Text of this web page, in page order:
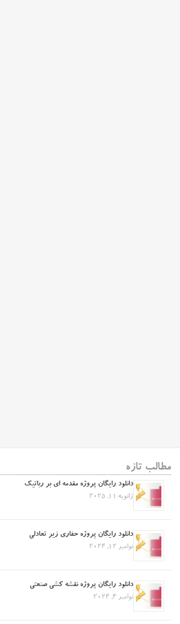
مطالب تازه
دانلود رایگان پروژه مقدمه ای بر رباتیک
ژانویه 11, 2025
دانلود رایگان پروژه حفاری زیر تعادلی
نوامبر 12, 2024
دانلود رایگان پروژه نقشه کشی صنعتی
نوامبر 4, 2024